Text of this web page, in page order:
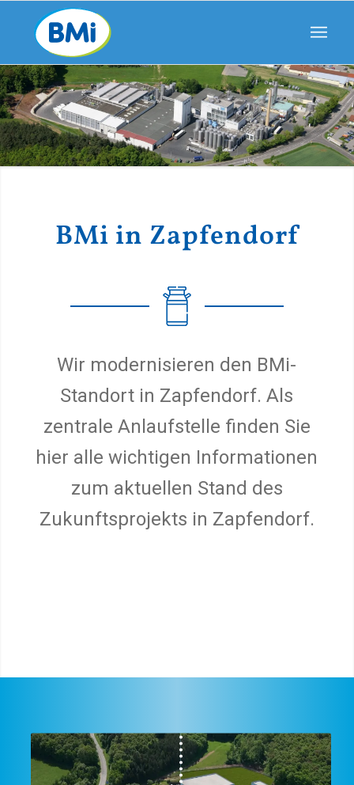
BMi in Zapfendorf
Wir modernisieren den BMi-
Standort in Zapfendorf. Als
zentrale Anlaufstelle finden Sie
hier alle wichtigen Informationen
zum aktuellen Stand des
Zukunftsprojekts in Zapfendorf.